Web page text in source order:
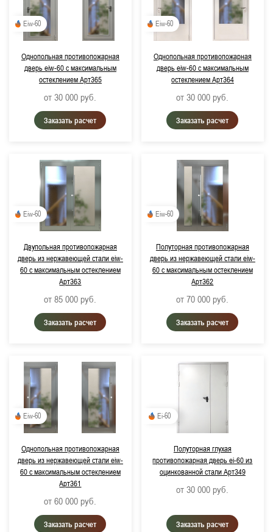
Eiw-60
Однопольная противопожарная
дверь eiw-60 с максимальным
остеклением Арт365
от 30 000 руб.
Заказать расчет
Eiw-60
Однопольная противопожарная
дверь eiw-60 с максимальным
остеклением Арт364
от 30 000 руб.
Заказать расчет
Eiw-60
Двупольная противопожарная
дверь из нержавеющей стали eiw-
60 с максимальным остеклением
Арт363
от 85 000 руб.
Заказать расчет
Eiw-60
Полуторная противопожарная
дверь из нержавеющей стали eiw-
60 с максимальным остеклением
Арт362
от 70 000 руб.
Заказать расчет
Eiw-60
Однопольная противопожарная
дверь из нержавеющей стали eiw-
60 с максимальным остеклением
Арт361
от 60 000 руб.
Заказать расчет
Ei-60
Полуторная глухая
противопожарная дверь ei-60 из
оцинкованной стали Арт349
от 30 000 руб.
Заказать расчет